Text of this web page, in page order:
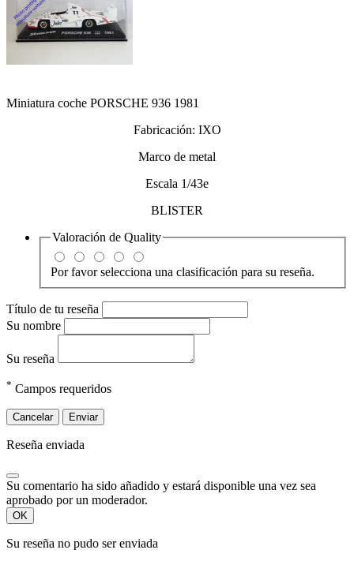
Miniatura coche PORSCHE 936 1981
Fabricación: IXO
Marco de metal
Escala 1/43e
BLISTER
Valoración de Quality
Por favor selecciona una clasificación para su reseña.
Título de tu reseña
Su nombre
Su reseña
* Campos requeridos
Cancelar Enviar
Reseña enviada
Su comentario ha sido añadido y estará disponible una vez sea
aprobado por un moderador.
OK
Su reseña no pudo ser enviada